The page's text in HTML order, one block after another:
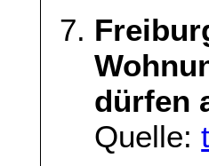
dürfen
Quelle: